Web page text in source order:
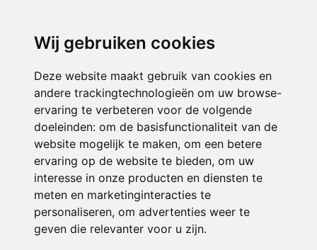
Wij gebruiken cookies
Deze website maakt gebruik van cookies en
andere trackingtechnologieën om uw browse-
ervaring te verbeteren voor de volgende
doeleinden: om de basisfunctionaliteit van de
website mogelijk te maken, om een betere
ervaring op de website te bieden, om uw
interesse in onze producten en diensten te
meten en marketinginteracties te
personaliseren, om advertenties weer te
geven die relevanter voor u zijn.
ONDERDEEL VAN
© 2026 De Regenboog | Alle rechten voorbehouden
Privacy policy|Disclaimer| Klachtenregeling|RSIN en Anbi
voorkeuren